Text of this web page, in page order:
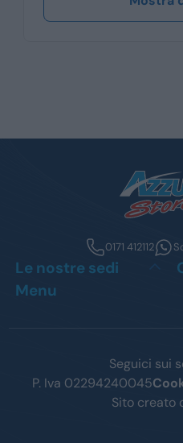
0171 412112
Le nostre sedi
Menu
Seguici sui
P. Iva 02294240045
Sito creato